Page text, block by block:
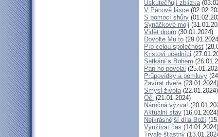
Uskutečňují zblízka
V Pánově lásce
S pomocí shůry
Synáčkové moji
Vidět dobro (30.01.2024)
Dovolte Mu to
Pro celou společnost
Kristovi učedníci
Setkání s Bohem
Pán ho povolal
Průpovídky a pomluvy
Zavírat dveře (23.01.2024)
Smysl života(22.01.2024)
Oči (21.01.2024)
Náročná výzva!
Aktuální stav (16.01.2024)
Nejkrásnější díla Boží
Využívat čas (14.01.2024)
Trvale šťastný